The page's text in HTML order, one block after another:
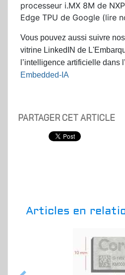
processeur i.MX 8M de
Edge TPU de Google (lire
Vous pouvez aussi suivre
vitrine LinkedIN de
l’intelligence artificielle dans
Embedded-IA
PARTAGER CET ARTICLE
Articles en